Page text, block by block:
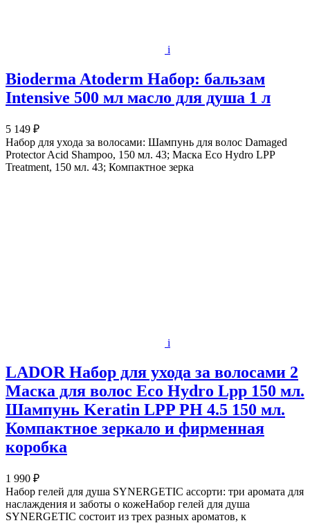
i
Bioderma Atoderm Набор: бальзам
Intensive 500 мл масло для душа 1 л
5 149 ₽
Набор для ухода за волосами: Шампунь для волос Damaged
Protector Acid Shampoo, 150 мл. 43; Маска Eco Hydro LPP
Treatment, 150 мл. 43; Компактное зерка
i
LADOR Набор для ухода за волосами 2
Маска для волос Eco Hydro Lpp 150 мл.
Шампунь Keratin LPP PH 4.5 150 мл.
Компактное зеркало и фирменная
коробка
1 990 ₽
Набор гелей для душа SYNERGETIC ассорти: три аромата для
наслаждения и заботы о кожеНабор гелей для душа
SYNERGETIC состоит из трех разных ароматов, к